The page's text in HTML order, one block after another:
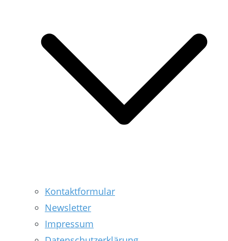
Kontaktformular
Newsletter
Impressum